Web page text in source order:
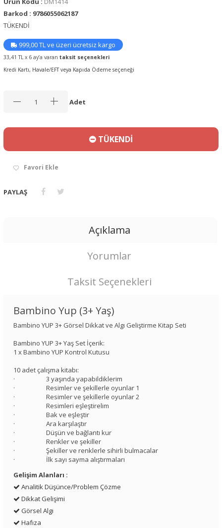
Barkod : 9786055062187
TÜKENDİ
999,00 TL ve üzeri ücretsiz kargo
33,41 TL x 6 ay’a varan taksit seçenekleri
Kredi Kartı, Havale/EFT veya Kapıda Ödeme seçeneği
Adet
TÜKENDİ
Favori Ekle
PAYLAŞ
Açıklama
Yorumlar
Taksit Seçenekleri
Bambino Yup (3+ Yaş)
Bambino YUP 3+ Görsel Dikkat ve Algı Geliştirme Kitap Seti
Bambino YUP 3+ Yaş Set İçerik:
1 x Bambino YUP Kontrol Kutusu
10 adet çalışma kitabı:
· 3 yaşında yapabildiklerim
· Resimler ve şekillerle oyunlar 1
· Resimler ve şekillerle oyunlar 2
· Resimleri eşleştirelim
· Bak ve eşleştir
· Ara karşılaştır
· Düşün ve bağlantı kur
· Renkler ve şekiller
· Şekiller ve renklerle sihirli bulmacalar
· İlk sayı sayma alıştırmaları
Gelişim Alanları :
Analitik Düşünce/Problem Çözme
Dikkat Gelişimi
Görsel Algı
Hafıza